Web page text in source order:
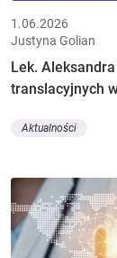
1.06.2026
Justyna Golian
Lek.
translacyjnych
Aktualności